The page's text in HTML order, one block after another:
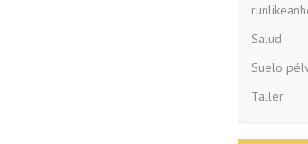
Salud
Suelo
Taller